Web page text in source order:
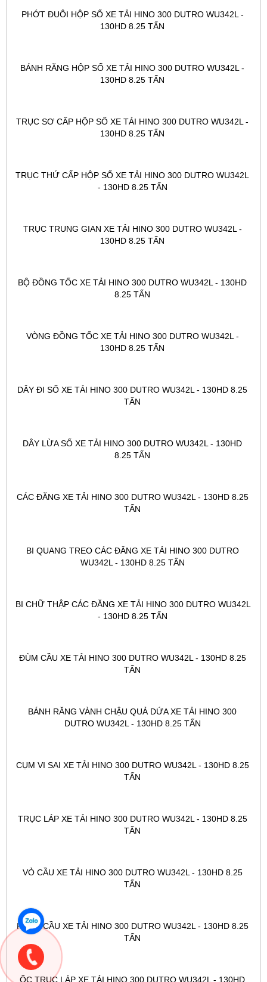
PHỚT ĐUÔI HỘP SỐ XE TẢI HINO 300 DUTRO WU342L -
130HD 8.25 TẤN
BÁNH RĂNG HỘP SỐ XE TẢI HINO 300 DUTRO WU342L -
130HD 8.25 TẤN
TRỤC SƠ CẤP HỘP SỐ XE TẢI HINO 300 DUTRO WU342L -
130HD 8.25 TẤN
TRỤC THỨ CẤP HỘP SỐ XE TẢI HINO 300 DUTRO WU342L
- 130HD 8.25 TẤN
TRỤC TRUNG GIAN XE TẢI HINO 300 DUTRO WU342L -
130HD 8.25 TẤN
BỘ ĐỒNG TỐC XE TẢI HINO 300 DUTRO WU342L - 130HD
8.25 TẤN
VÒNG ĐỒNG TỐC XE TẢI HINO 300 DUTRO WU342L -
130HD 8.25 TẤN
DÂY ĐI SỐ XE TẢI HINO 300 DUTRO WU342L - 130HD 8.25
TẤN
DÂY LỪA SỐ XE TẢI HINO 300 DUTRO WU342L - 130HD
8.25 TẤN
CÁC ĐĂNG XE TẢI HINO 300 DUTRO WU342L - 130HD 8.25
TẤN
BI QUANG TREO CÁC ĐĂNG XE TẢI HINO 300 DUTRO
WU342L - 130HD 8.25 TẤN
BI CHỮ THẬP CÁC ĐĂNG XE TẢI HINO 300 DUTRO WU342L
- 130HD 8.25 TẤN
ĐÙM CẦU XE TẢI HINO 300 DUTRO WU342L - 130HD 8.25
TẤN
BÁNH RĂNG VÀNH CHẬU QUẢ DỨA XE TẢI HINO 300
DUTRO WU342L - 130HD 8.25 TẤN
CỤM VI SAI XE TẢI HINO 300 DUTRO WU342L - 130HD 8.25
TẤN
TRỤC LÁP XE TẢI HINO 300 DUTRO WU342L - 130HD 8.25
TẤN
VỎ CẦU XE TẢI HINO 300 DUTRO WU342L - 130HD 8.25
TẤN
PHỚT CẦU XE TẢI HINO 300 DUTRO WU342L - 130HD 8.25
TẤN
ỐC TRỤC LÁP XE TẢI HINO 300 DUTRO WU342L - 130HD